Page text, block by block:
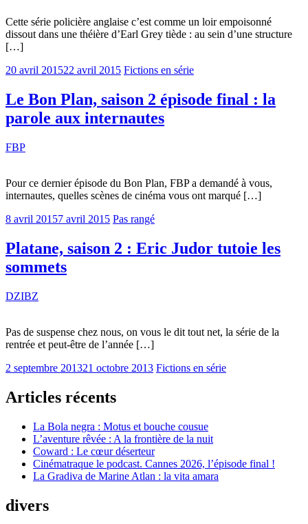
Cette série policière anglaise c’est comme un loir empoisonné
dissout dans une théière d’Earl Grey tiède : au sein d’une structure
[…]
20 avril 201522 avril 2015 Fictions en série
Le Bon Plan, saison 2 épisode final : la
parole aux internautes
FBP
Pour ce dernier épisode du Bon Plan, FBP a demandé à vous,
internautes, quelles scènes de cinéma vous ont marqué […]
8 avril 20157 avril 2015 Pas rangé
Platane, saison 2 : Eric Judor tutoie les
sommets
DZIBZ
Pas de suspense chez nous, on vous le dit tout net, la série de la
rentrée et peut-être de l’année […]
2 septembre 201321 octobre 2013 Fictions en série
Articles récents
La Bola negra : Motus et bouche cousue
L’aventure rêvée : A la frontière de la nuit
Coward : Le cœur déserteur
Cinématraque le podcast. Cannes 2026, l’épisode final !
La Gradiva de Marine Atlan : la vita amara
divers